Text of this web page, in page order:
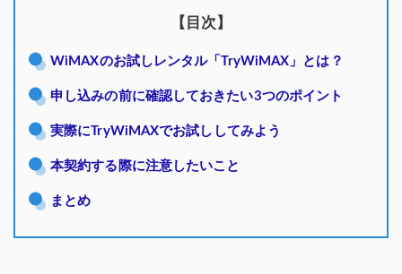
【目次】
WiMAXのお試しレンタル「TryWiMAX」とは？
申し込みの前に確認しておきたい3つのポイント
実際にTryWiMAXでお試ししてみよう
本契約する際に注意したいこと
まとめ